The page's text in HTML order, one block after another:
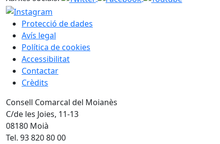
Protecció de dades
Avís legal
Política de cookies
Accessibilitat
Contactar
Crèdits
Consell Comarcal del Moianès
C/de les Joies, 11-13
08180 Moià
Tel. 93 820 80 00